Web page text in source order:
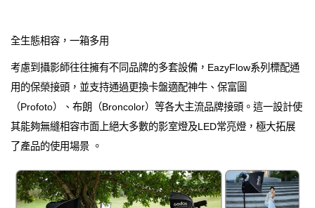
全生態相容，一箱多用
考慮到攝影師往往擁有不同品牌的多套設備，EazyFlow系列標配通
用的保榮接頭，並支持通過更換卡盤適配神牛、保富圖
（Profoto）、布朗（Broncolor）等各大主流品牌接頭。這一設計使
其能夠無縫相容市面上絕大多數的影室燈及LED常亮燈，極大拓展
了產品的使用場景 。